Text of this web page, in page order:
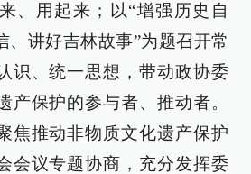
、用起来；以“增强历史自
、讲好吉林故事”为题召开常
识、统一思想，带动政协委
产保护的参与者、推动者。
焦推动非物质文化遗产保护
会议专题协商，充分发挥委